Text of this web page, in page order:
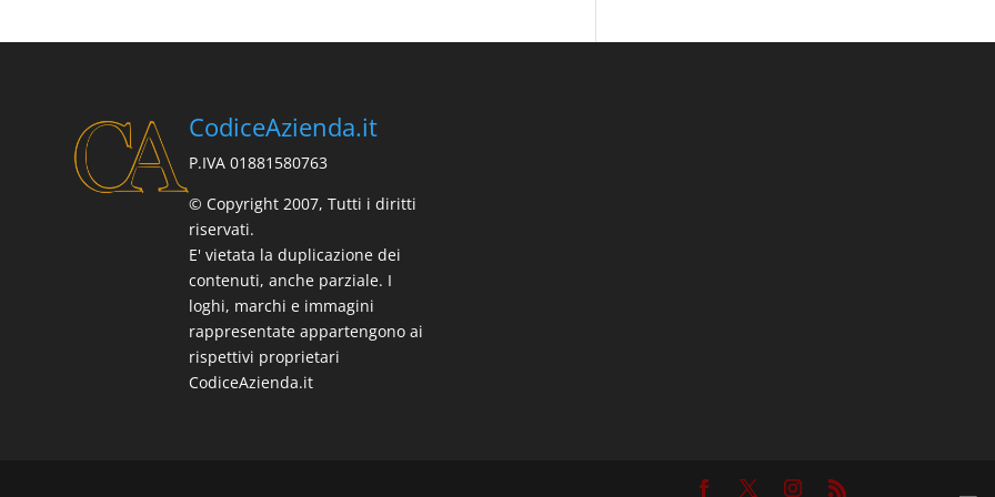
CodiceAzienda.it
P.IVA 01881580763
© Copyright 2007, Tutti i diritti
riservati.
E' vietata la duplicazione dei
contenuti, anche parziale. I
loghi, marchi e immagini
rappresentate appartengono ai
rispettivi proprietari
CodiceAzienda.it